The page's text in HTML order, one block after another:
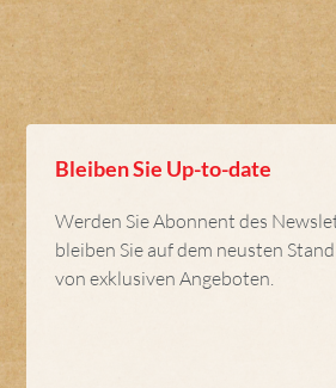
Bleiben Sie Up-to-date
Werden Sie Abonnent des
bleiben Sie auf dem neusten
von exklusiven Angeboten.